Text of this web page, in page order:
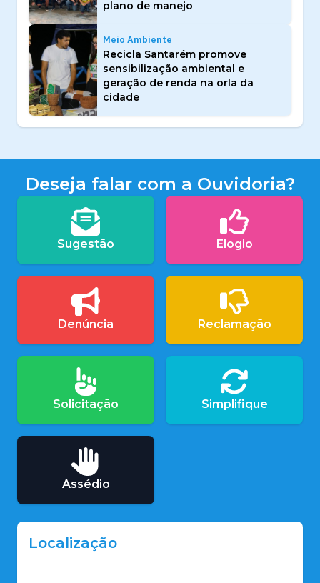
plano de manejo
Meio Ambiente
Recicla Santarém promove
sensibilização ambiental e
geração de renda na orla da
cidade
Deseja falar com a Ouvidoria?
Sugestão Elogio
Denúncia Reclamação
Solicitação Simplifique
Assédio
Localização